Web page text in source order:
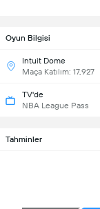
Oyun Bilgisi
Intuit Dome
Maça Katılım: 17,927
TV'de
NBA League Pass
Tahminler